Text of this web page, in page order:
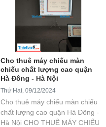
Cho thuê máy chiếu màn
chiếu chất lượng cao quận
Hà Đông - Hà Nội
Thứ Hai, 09/12/2024
Cho thuê máy chiếu màn chiếu
chất lượng cao quận Hà Đông -
Hà Nội CHO THUÊ MÁY CHIẾU